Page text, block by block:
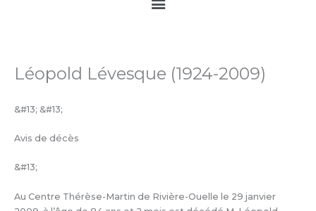
Léopold Lévesque (1924-2009)
&#13; &#13;
Avis de décès
&#13;
Au Centre Thérèse-Martin de Rivière-Ouelle le 29 janvier